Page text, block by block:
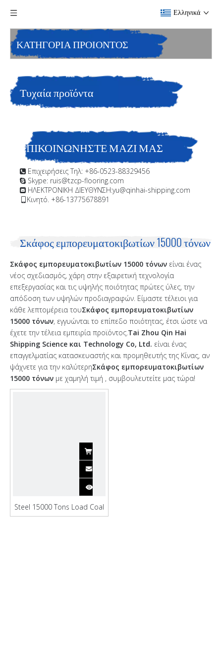
Ελληνικά
ΚΑΤΗΓΟΡΙΑ ΠΡΟΙΟΝΤΟΣ
Τυχαία προϊόντα
ΕΠΙΚΟΙΝΩΝΗΣΤΕ ΜΑΖΙ ΜΑΣ
 Επιχειρήσεις Τηλ: +86-0523-88329456
 Skype: ruis@tzcp-flooring.com
 ΗΛΕΚΤΡΟΝΙΚΗ ΔΙΕΥΘΥΝΣΗ:yu@qinhai-shipping.com
Κινητό. +86-13775678891
Σκάφος εμπορευματοκιβωτίων 15000 τόνων
Σκάφος εμπορευματοκιβωτίων 15000 τόνων είναι ένας
νέος σχεδιασμός, χάρη στην εξαιρετική τεχνολογία
επεξεργασίας και τις υψηλής ποιότητας πρώτες ύλες, την
απόδοση των υψηλών προδιαγραφών. Είμαστε τέλειοι για
κάθε λεπτομέρεια τουΣκάφος εμπορευματοκιβωτίων
15000 τόνων, εγγυώνται το επίπεδο ποιότητας, έτσι ώστε να
έχετε την τέλεια εμπειρία προϊόντος.Tai Zhou Qin Hai
Shipping Science και Technology Co, Ltd. είναι ένας
επαγγελματίας κατασκευαστής και προμηθευτής της Κίνας, αν
ψάχνετε για την καλύτερηΣκάφος εμπορευματοκιβωτίων
15000 τόνων με χαμηλή τιμή , συμβουλευτείτε μας τώρα!
Steel 15000 Tons Load Coal
Container